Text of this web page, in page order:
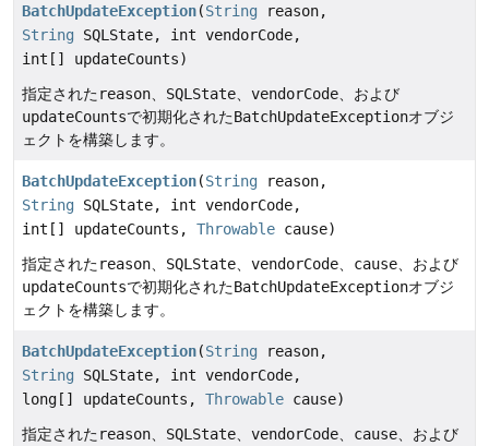
BatchUpdateException(String reason,
String SQLState, int vendorCode,
int[] updateCounts)
指定されたreason、 SQLState、 vendorCode、および
updateCountsで初期化されたBatchUpdateExceptionオブジ
ェクトを構築します。
BatchUpdateException(String reason,
String SQLState, int vendorCode,
int[] updateCounts, Throwable cause)
指定されたreason、 SQLState、 vendorCode、 cause、および
updateCountsで初期化されたBatchUpdateExceptionオブジ
ェクトを構築します。
BatchUpdateException(String reason,
String SQLState, int vendorCode,
long[] updateCounts, Throwable cause)
指定されたreason、 SQLState、 vendorCode、 cause、および